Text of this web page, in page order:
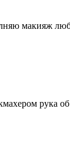
макияж
рука